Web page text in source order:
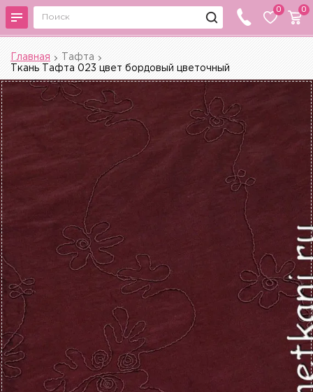
0 0
Главная
Тафта
Ткань Тафта 023 цвет бордовый цветочный